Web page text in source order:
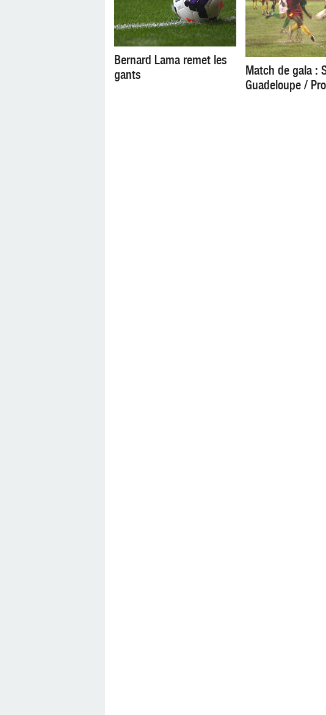
Bernard Lama remet les
gants
Match de gala :
Guadeloupe /